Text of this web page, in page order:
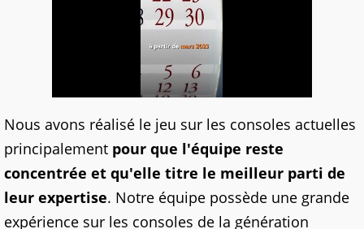
Nous avons réalisé le jeu sur les consoles actuelles
principalement pour que l'équipe reste
concentrée et qu'elle titre le meilleur parti de
leur expertise. Notre équipe possède une grande
expérience sur les consoles de la génération